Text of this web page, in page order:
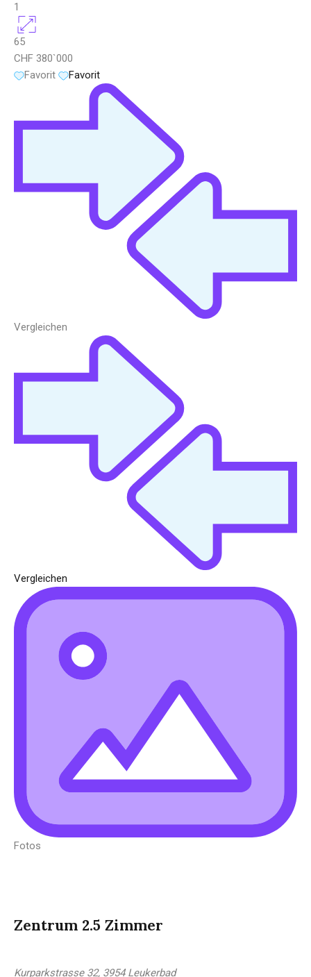
1
65
CHF 380`000
Favorit
Favorit
Vergleichen
Vergleichen
Fotos
Zentrum 2.5 Zimmer
Kurparkstrasse 32, 3954 Leukerbad